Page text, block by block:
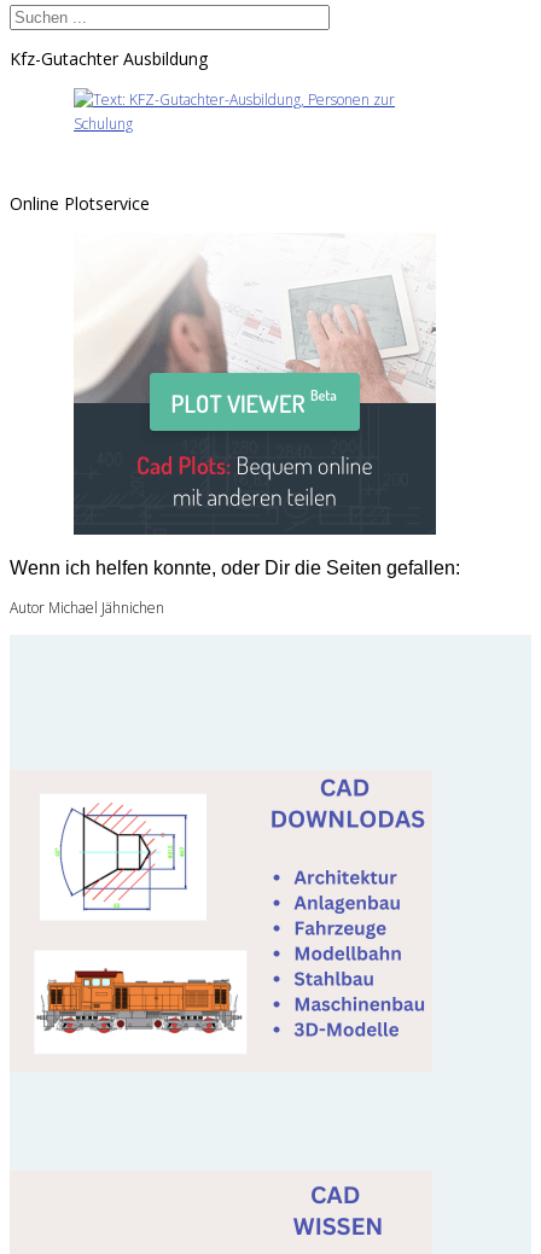
Kfz-Gutachter Ausbildung
Online Plotservice
Wenn ich helfen konnte, oder Dir die Seiten gefallen:
Autor Michael Jähnichen